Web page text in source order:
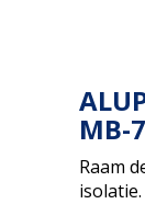
MB-
Raam
isolatie.